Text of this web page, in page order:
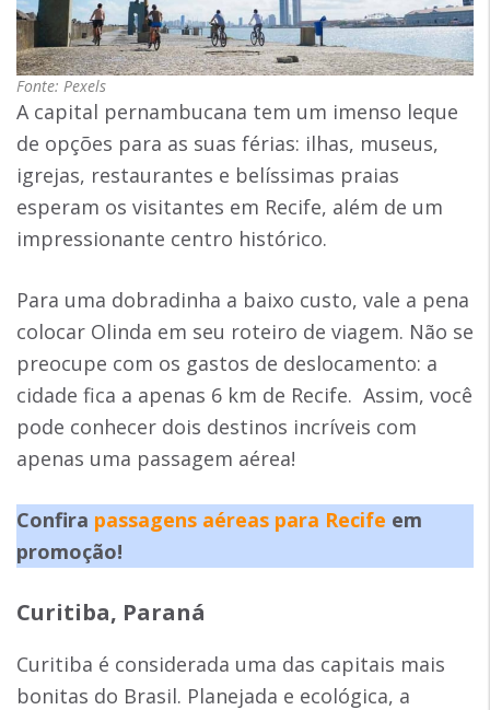
Fonte: Pexels
A capital pernambucana tem um imenso leque
de opções para as suas férias: ilhas, museus,
igrejas, restaurantes e belíssimas praias
esperam os visitantes em Recife, além de um
impressionante centro histórico.
Para uma dobradinha a baixo custo, vale a pena
colocar Olinda em seu roteiro de viagem. Não se
preocupe com os gastos de deslocamento: a
cidade fica a apenas 6 km de Recife. Assim, você
pode conhecer dois destinos incríveis com
apenas uma passagem aérea!
Confira passagens aéreas para Recife em
promoção!
Curitiba, Paraná
Curitiba é considerada uma das capitais mais
bonitas do Brasil. Planejada e ecológica, a